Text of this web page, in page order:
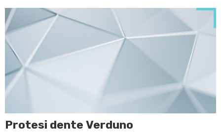
Protesi dente Verduno